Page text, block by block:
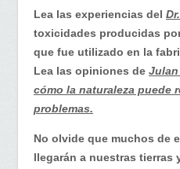
Lea las experiencias del
toxicidades producidas
que fue utilizado en la
Lea las opiniones de Julan
cómo la naturaleza puede
problemas.
No olvide que muchos de
llegarán a nuestras tierras